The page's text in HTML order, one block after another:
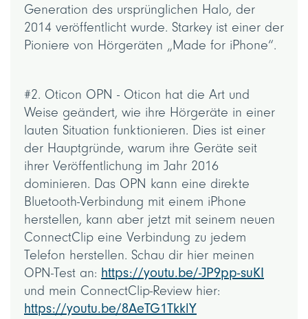
Generation des ursprünglichen Halo, der
2014 veröffentlicht wurde. Starkey ist einer der
Pioniere von Hörgeräten „Made for iPhone“.
#2. Oticon OPN - Oticon hat die Art und
Weise geändert, wie ihre Hörgeräte in einer
lauten Situation funktionieren. Dies ist einer
der Hauptgründe, warum ihre Geräte seit
ihrer Veröffentlichung im Jahr 2016
dominieren. Das OPN kann eine direkte
Bluetooth-Verbindung mit einem iPhone
herstellen, kann aber jetzt mit seinem neuen
ConnectClip eine Verbindung zu jedem
Telefon herstellen. Schau dir hier meinen
OPN-Test an: https://youtu.be/-JP9pp-suKI
und mein ConnectClip-Review hier:
https://youtu.be/8AeTG1TkklY